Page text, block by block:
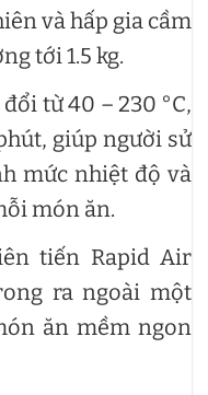
và hấp gia cầm
tới 1.5 kg.
từ 40 – 230 °C,
giúp người sử
mức nhiệt độ và
món ăn.
tiến Rapid Air
ra ngoài một
ăn mềm ngon